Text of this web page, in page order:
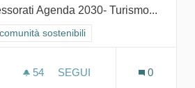
Agenda 2030- Turismo...
GOAL 11 - Città e comunità
sostenibili
54 54 SOSTENITORI
SEGUI
0